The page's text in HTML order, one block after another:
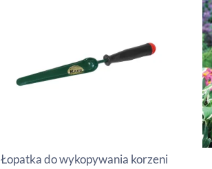
Łopatka do wykopywania korzeni